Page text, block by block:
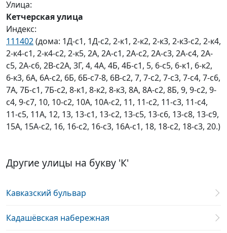
Улица:
Кетчерская улица
Индекс:
111402(дома: 1Д-с1, 1Д-с2, 2-к1, 2-к2, 2-к3, 2-к3-с2, 2-к4,
2-к4-с1, 2-к4-с2, 2-к5, 2А, 2А-с1, 2А-с2, 2А-с3, 2А-с4, 2А-
с5, 2А-с6, 2В-с2А, 3Г, 4, 4А, 4Б, 4Б-с1, 5, 6-с5, 6-к1, 6-к2,
6-к3, 6А, 6А-с2, 6Б, 6Б-с7-8, 6В-с2, 7, 7-с2, 7-с3, 7-с4, 7-с6,
7А, 7Б-с1, 7Б-с2, 8-к1, 8-к2, 8-к3, 8А, 8А-с2, 8Б, 9, 9-с2, 9-
с4, 9-с7, 10, 10-с2, 10А, 10А-с2, 11, 11-с2, 11-с3, 11-с4,
11-с5, 11А, 12, 13, 13-с1, 13-с2, 13-с5, 13-с6, 13-с8, 13-с9,
15А, 15А-с2, 16, 16-с2, 16-с3, 16А-с1, 18, 18-с2, 18-с3, 20.)
Другие улицы на букву 'К'
Кавказский бульвар
Кадашёвская набережная